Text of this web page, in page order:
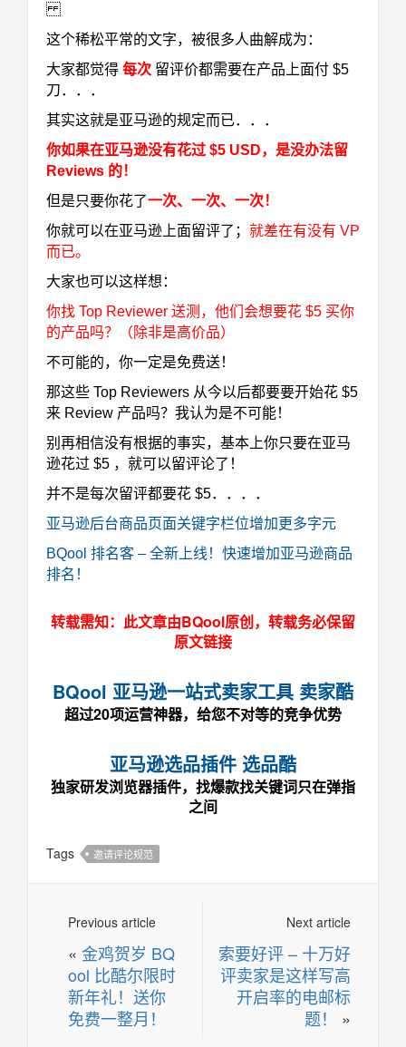
这个稀松平常的文字，被很多人曲解成为：
大家都觉得 每次 留评价都需要在产品上面付 $5
刀．．．
其实这就是亚马逊的规定而已．．．
你如果在亚马逊没有花过 $5 USD，是没办法留
Reviews 的！
但是只要你花了一次、一次、一次！
你就可以在亚马逊上面留评了； 就差在有没有 VP
而已。
大家也可以这样想：
你找 Top Reviewer 送测，他们会想要花 $5 买你
的产品吗？（除非是高价品）
不可能的，你一定是免费送！
那这些 Top Reviewers 从今以后都要要开始花 $5
来 Review 产品吗？我认为是不可能！
别再相信没有根据的事实，基本上你只要在亚马
逊花过 $5 ，就可以留评论了！
并不是每次留评都要花 $5．．．．
亚马逊后台商品页面关键字栏位增加更多字元
BQool 排名客 – 全新上线！快速增加亚马逊商品
排名！
转载需知：此文章由BQool原创，转载务必保留
原文链接
BQool 亚马逊一站式卖家工具 卖家酷
超过20项运营神器，给您不对等的竞争优势
亚马逊选品插件 选品酷
独家研发浏览器插件，找爆款找关键词只在弹指
之间
Tags 邀请评论规范
Next article
索要好评 – 十万好
评卖家是这样写高
开启率的电邮标
题！
»
Previous article
« 金鸡贺岁 BQ
ool 比酷尔限时
新年礼！送你
免费一整月！